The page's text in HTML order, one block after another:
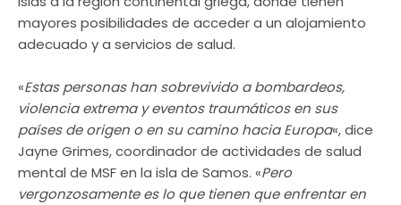
mayores posibilidades de acceder a un alojamiento
adecuado y a servicios de salud.
«Estas personas han sobrevivido a bombardeos,
violencia extrema y eventos traumáticos en sus
países de origen o en su camino hacia Europa«, dice
Jayne Grimes, coordinador de actividades de salud
mental de MSF en la isla de Samos. «Pero
vergonzosamente es lo que tienen que enfrentar en